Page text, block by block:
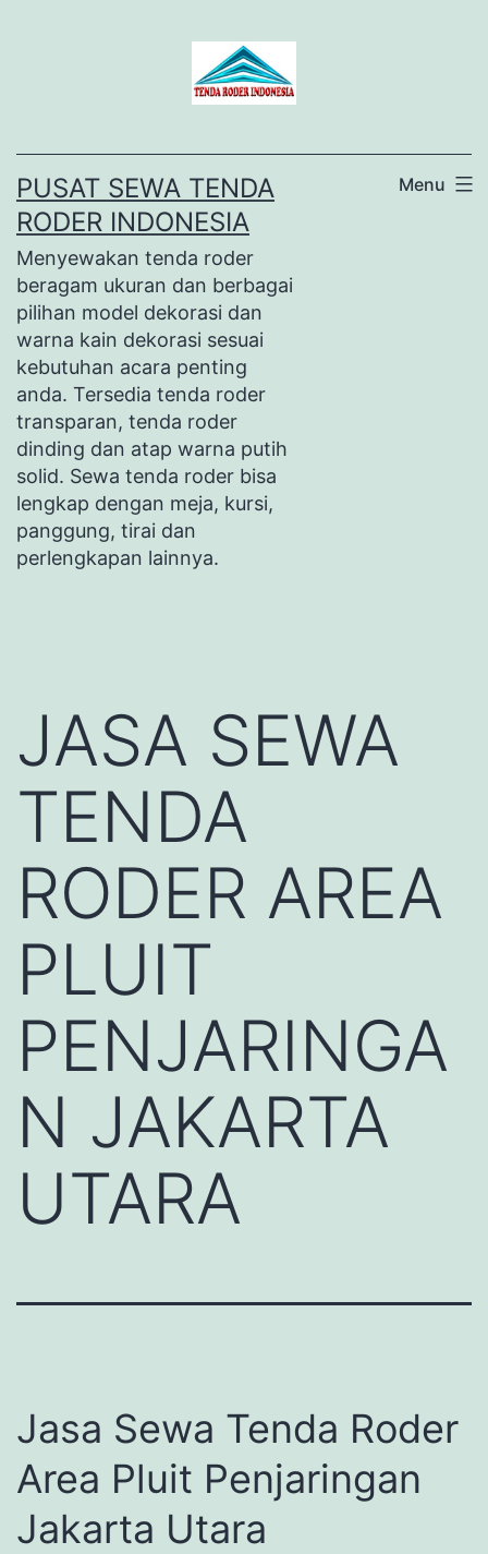
PUSAT SEWA TENDA
RODER INDONESIA
Menyewakan tenda roder
beragam ukuran dan berbagai
pilihan model dekorasi dan
warna kain dekorasi sesuai
kebutuhan acara penting
anda. Tersedia tenda roder
transparan, tenda roder
dinding dan atap warna putih
solid. Sewa tenda roder bisa
lengkap dengan meja, kursi,
panggung, tirai dan
perlengkapan lainnya.
Menu
JASA SEWA
TENDA
RODER AREA
PLUIT
PENJARINGA
N JAKARTA
UTARA
Jasa Sewa Tenda Roder
Area Pluit Penjaringan
Jakarta Utara